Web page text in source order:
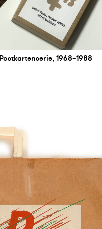
Postkartenserie, 1968–1988